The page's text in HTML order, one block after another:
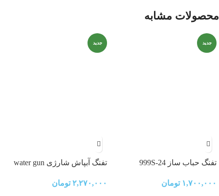
محصولات مشابه
جدید
تفنگ حباب ساز 999S-24
۱,۷۰۰,۰۰۰ تومان
جدید
تفنگ آبپاش شارژی water gun
۲,۲۷۰,۰۰۰ تومان